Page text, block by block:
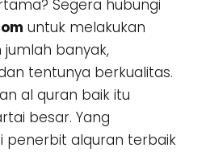
Segera hubungi
untuk melakukan
banyak,
tentunya berkualitas.
al quran baik itu
besar. Yang
penerbit alquran terbaik